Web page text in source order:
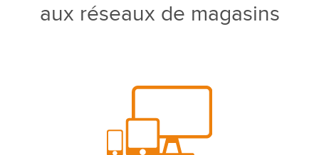
aux réseaux de magasins